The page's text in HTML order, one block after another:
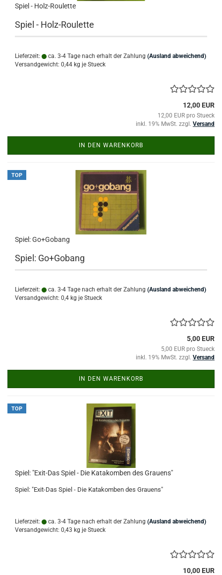
Spiel - Holz-Roulette
Spiel - Holz-Roulette
Lieferzeit: ca. 3-4 Tage nach erhalt der Zahlung (Ausland abweichend)
Versandgewicht: 0,44 kg je Stueck
12,00 EUR
12,00 EUR pro Stueck
inkl. 19% MwSt. zzgl. Versand
IN DEN WARENKORB
TOP
Spiel: Go+Gobang
Spiel: Go+Gobang
Lieferzeit: ca. 3-4 Tage nach erhalt der Zahlung (Ausland abweichend)
Versandgewicht: 0,4 kg je Stueck
5,00 EUR
5,00 EUR pro Stueck
inkl. 19% MwSt. zzgl. Versand
IN DEN WARENKORB
TOP
Spiel: "Exit-Das Spiel - Die Katakomben des Grauens"
Spiel: "Exit-Das Spiel - Die Katakomben des Grauens"
Lieferzeit: ca. 3-4 Tage nach erhalt der Zahlung (Ausland abweichend)
Versandgewicht: 0,43 kg je Stueck
10,00 EUR